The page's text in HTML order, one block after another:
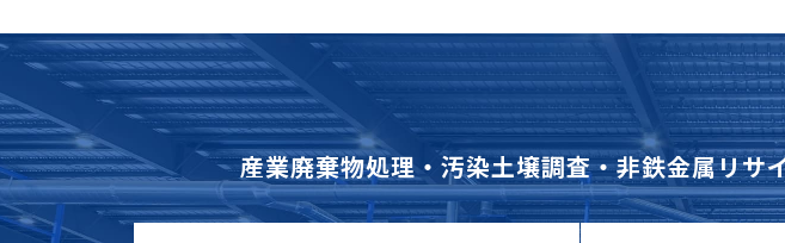
産業廃棄物処理・汚染土壌調査・非鉄金属リサ